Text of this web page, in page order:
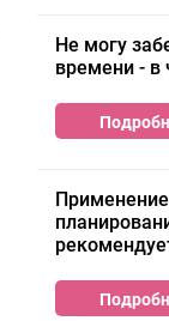
Не могу
времени -